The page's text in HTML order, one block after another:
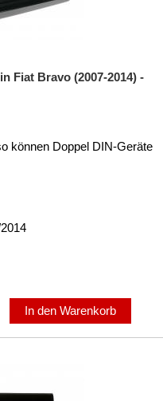
Fiat Bravo (2007-2014) -
können Doppel DIN-Geräte
In den Warenkorb